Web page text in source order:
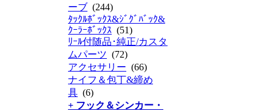
ーブ (244)
ﾀｯｸﾙﾎﾞｯｸｽ&ｼﾞｸﾞﾊﾞｯｸ&
ｸｰﾗｰﾎﾞｯｸｽ (51)
ﾘｰﾙ付随品･純正/カスタ
ムパーツ (72)
アクセサリー (66)
ナイフ＆包丁&締め
具 (6)
+ フック＆シンカー・